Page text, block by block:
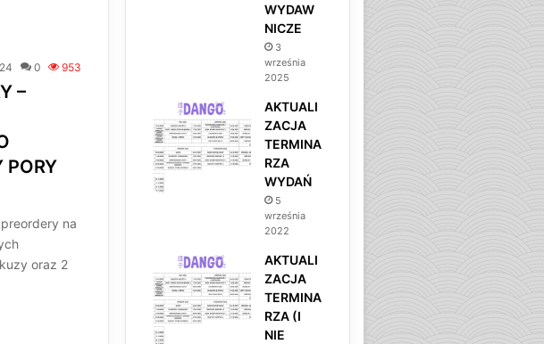
0 953
–
PORY
na
oraz 2
WYDAW
NICZE
3
września
2025
AKTUALI
ZACJA
TERMINA
RZA
WYDAŃ
5
września
2022
AKTUALI
ZACJA
TERMINA
RZA (I
NIE